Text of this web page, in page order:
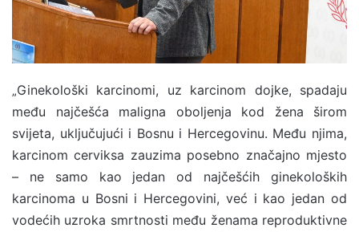
i
l
„Ginekološki karcinomi, uz karcinom dojke, spadaju
među najčešća maligna oboljenja kod žena širom
svijeta, uključujući i Bosnu i Hercegovinu. Među njima,
karcinom cerviksa zauzima posebno značajno mjesto
– ne samo kao jedan od najčešćih ginekoloških
karcinoma u Bosni i Hercegovini, već i kao jedan od
vodećih uzroka smrtnosti među ženama reproduktivne